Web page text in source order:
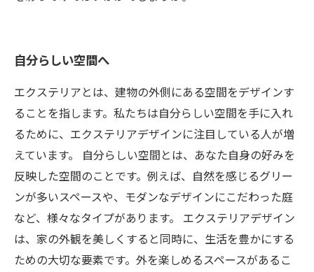
自分らしい空間へ
エクステリアとは、建物の外側にある空間をデザインす
ることを指します。私たちは自分らしい空間を手に入れ
るために、エクステリアデザインに注目している人が増
えています。 自分らしい空間とは、あなた自身の好みを
反映した空間のことです。例えば、自然を感じるグリー
ンが多いスペースや、モダンなデザインにこだわった庭
など、様々なタイプがあります。 エクステリアデザイン
は、家の外観を美しくすると同時に、生活を豊かにする
ための大切な要素です。外を楽しめるスペースがあるこ